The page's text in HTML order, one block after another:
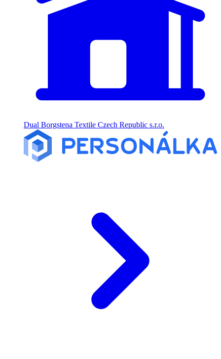
Dual Borgstena Textile Czech Republic s.r.o.